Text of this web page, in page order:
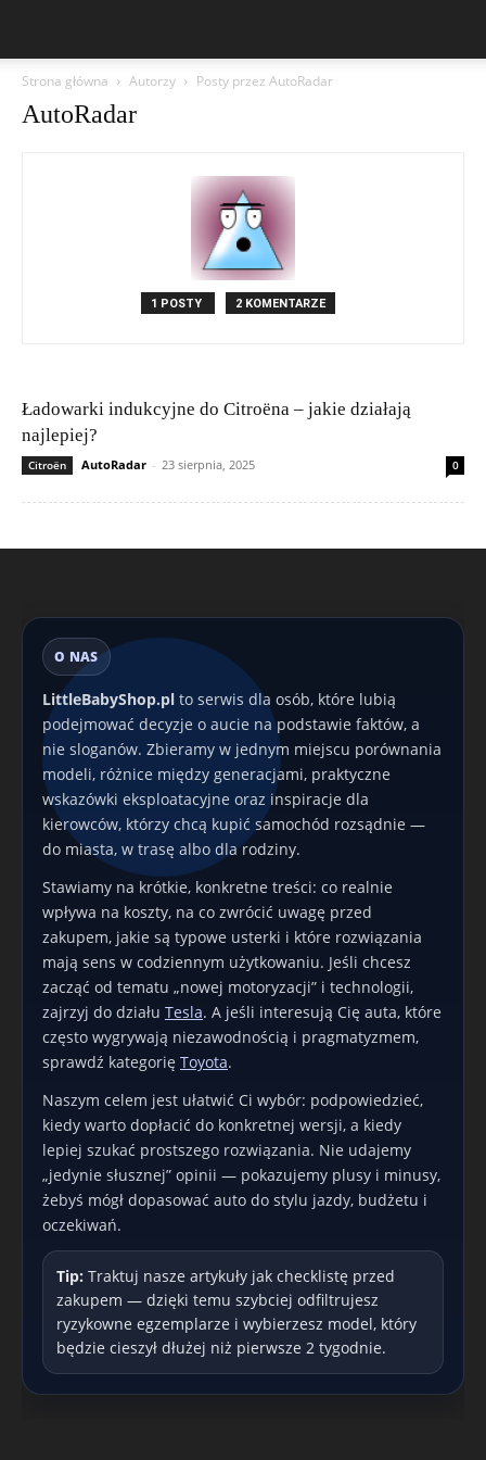
Strona główna Autorzy Posty przez AutoRadar
AutoRadar
1 POSTY 2 KOMENTARZE
Ładowarki indukcyjne do Citroëna – jakie działają
najlepiej?
Citroën AutoRadar - 23 sierpnia, 2025 0
O NAS
LittleBabyShop.pl to serwis dla osób, które lubią
podejmować decyzje o aucie na podstawie faktów, a
nie sloganów. Zbieramy w jednym miejscu porównania
modeli, różnice między generacjami, praktyczne
wskazówki eksploatacyjne oraz inspiracje dla
kierowców, którzy chcą kupić samochód rozsądnie —
do miasta, w trasę albo dla rodziny.
Stawiamy na krótkie, konkretne treści: co realnie
wpływa na koszty, na co zwrócić uwagę przed
zakupem, jakie są typowe usterki i które rozwiązania
mają sens w codziennym użytkowaniu. Jeśli chcesz
zacząć od tematu „nowej motoryzacji” i technologii,
zajrzyj do działu Tesla. A jeśli interesują Cię auta, które
często wygrywają niezawodnością i pragmatyzmem,
sprawdź kategorię Toyota.
Naszym celem jest ułatwić Ci wybór: podpowiedzieć,
kiedy warto dopłacić do konkretnej wersji, a kiedy
lepiej szukać prostszego rozwiązania. Nie udajemy
„jedynie słusznej” opinii — pokazujemy plusy i minusy,
żebyś mógł dopasować auto do stylu jazdy, budżetu i
oczekiwań.
Tip: Traktuj nasze artykuły jak checklistę przed
zakupem — dzięki temu szybciej odfiltrujesz
ryzykowne egzemplarze i wybierzesz model, który
będzie cieszył dłużej niż pierwsze 2 tygodnie.